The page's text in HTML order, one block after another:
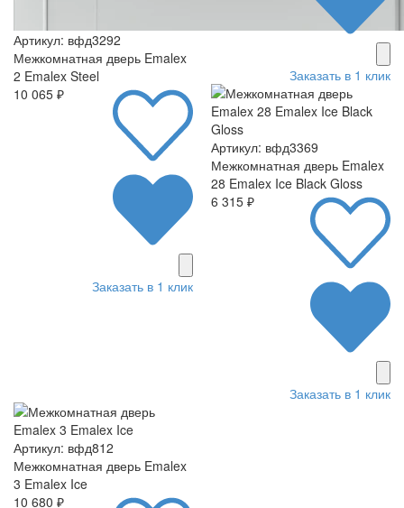
Артикул: вфд3292
Межкомнатная дверь Emalex
2 Emalex Steel
10 065 ₽
Заказать в 1 клик
Заказать в 1 клик
Артикул: вфд3369
Межкомнатная дверь Emalex
28 Emalex Ice Black Gloss
6 315 ₽
Заказать в 1 клик
Артикул: вфд812
Межкомнатная дверь Emalex
3 Emalex Ice
10 680 ₽